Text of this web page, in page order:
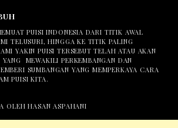
PUISI INDONESIA DARI TITIK AWAL
TELUSURI, HINGGA KE TITIK PALING
YAKIN PUISI TERSEBUT TELAH ATAU AKAN
YANG MEWAKILI PERKEMBANGAN DAN
SUMBANGAN YANG MEMPERKAYA CARA
PUISI KITA.
OLEH HASAN ASPAHANI